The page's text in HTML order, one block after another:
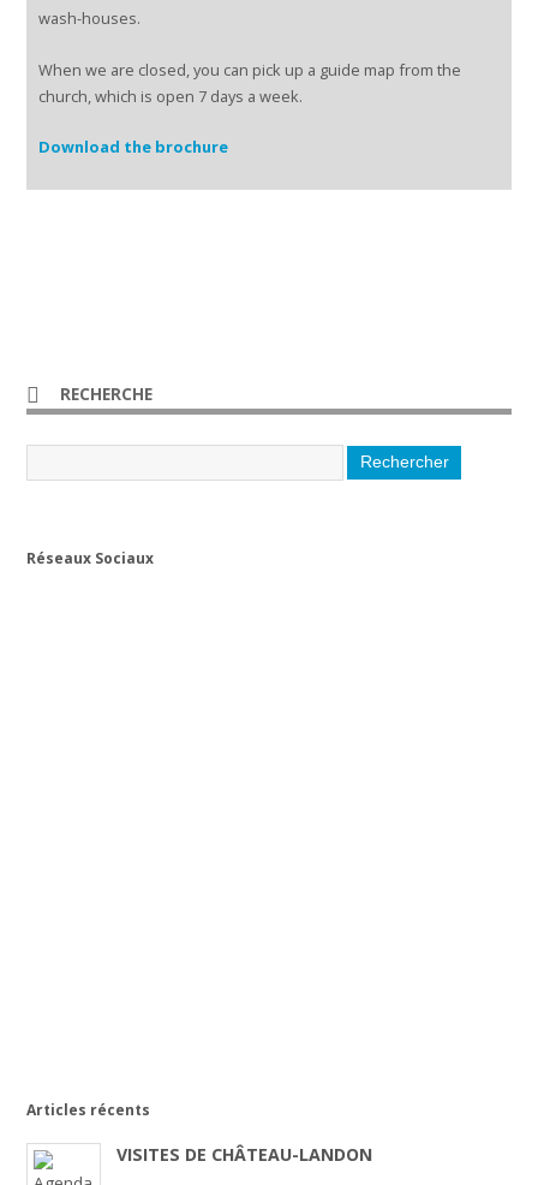
wash-houses.
When we are closed, you can pick up a guide map from the
church, which is open 7 days a week.
Download the brochure
RECHERCHE
Réseaux Sociaux
Articles récents
VISITES DE CHÂTEAU-LANDON